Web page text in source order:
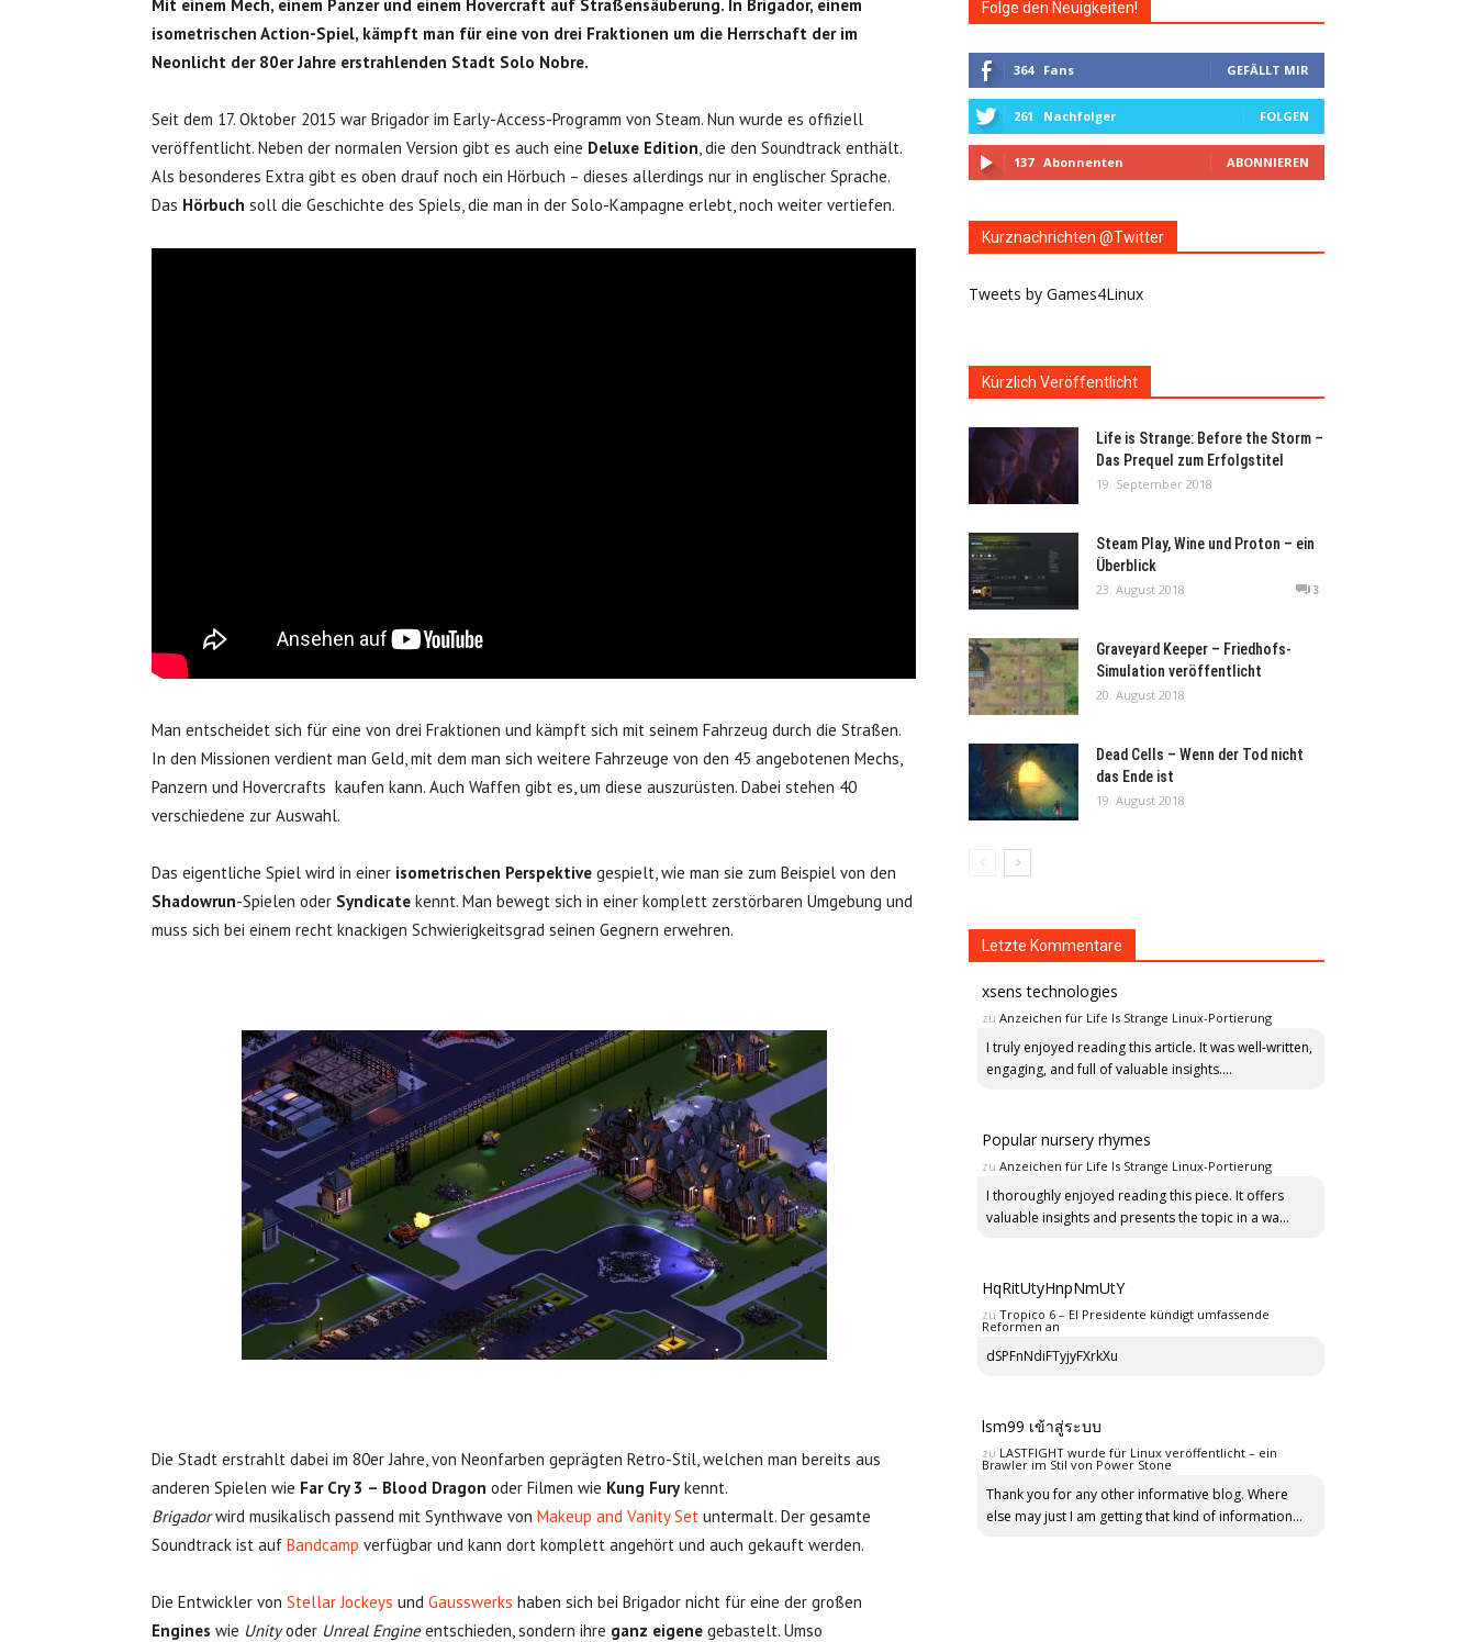
Mit einem Mech, einem Panzer und einem Hovercraft auf Straßensäuberung. In Brigador, einem
isometrischen Action-Spiel, kämpft man für eine von drei Fraktionen um die Herrschaft der im
Neonlicht der 80er Jahre erstrahlenden Stadt Solo Nobre.
Seit dem 17. Oktober 2015 war Brigador im Early-Access-Programm von Steam. Nun wurde es offiziell
veröffentlicht. Neben der normalen Version gibt es auch eine Deluxe Edition, die den Soundtrack enthält.
Als besonderes Extra gibt es oben drauf noch ein Hörbuch – dieses allerdings nur in englischer Sprache.
Das Hörbuch soll die Geschichte des Spiels, die man in der Solo-Kampagne erlebt, noch weiter vertiefen.
Man entscheidet sich für eine von drei Fraktionen und kämpft sich mit seinem Fahrzeug durch die Straßen.
In den Missionen verdient man Geld, mit dem man sich weitere Fahrzeuge von den 45 angebotenen Mechs,
Panzern und Hovercrafts kaufen kann. Auch Waffen gibt es, um diese auszurüsten. Dabei stehen 40
verschiedene zur Auswahl.
Das eigentliche Spiel wird in einer isometrischen Perspektive gespielt, wie man sie zum Beispiel von den
Shadowrun-Spielen oder Syndicate kennt. Man bewegt sich in einer komplett zerstörbaren Umgebung und
muss sich bei einem recht knackigen Schwierigkeitsgrad seinen Gegnern erwehren.
Die Stadt erstrahlt dabei im 80er Jahre, von Neonfarben geprägten Retro-Stil, welchen man bereits aus
anderen Spielen wie Far Cry 3 – Blood Dragon oder Filmen wie Kung Furykennt.
Brigadorwird musikalisch passend mit Synthwave von Makeup and Vanity Set untermalt. Der gesamte
Soundtrack ist auf Bandcamp verfügbar und kann dort komplett angehört und auch gekauft werden.
Die Entwickler von Stellar Jockeys und Gausswerks haben sich bei Brigador nicht für eine der großen
Engines wie Unityoder Unreal Engineentschieden, sondern ihre ganz eigene gebastelt. Umso
Folge den Neuigkeiten!
364 Fans GEFÄLLT MIR
261 Nachfolger FOLGEN
137 Abonnenten ABONNIEREN
Kurznachrichten @Twitter
Tweets by Games4Linux
Kürzlich Veröffentlicht
Life is Strange: Before the Storm –
Das Prequel zum Erfolgstitel
19. September 2018
Steam Play, Wine und Proton – ein
Überblick
23. August 2018 3
Graveyard Keeper – Friedhofs-
Simulation veröffentlicht
20. August 2018
Dead Cells – Wenn der Tod nicht
das Ende ist
19. August 2018
Letzte Kommentare
xsens technologies
zu Anzeichen für Life Is Strange Linux-Portierung
I truly enjoyed reading this article. It was well-written,
engaging, and full of valuable insights....
Popular nursery rhymes
zu Anzeichen für Life Is Strange Linux-Portierung
I thoroughly enjoyed reading this piece. It offers
valuable insights and presents the topic in a wa...
HqRitUtyHnpNmUtY
zu Tropico 6 – El Presidente kündigt umfassende
Reformen an
dSPFnNdiFTyjyFXrkXu
lsm99 เข้าสู่ระบบ
zu LASTFIGHT wurde für Linux veröffentlicht – ein
Brawler im Stil von Power Stone
Thank you for any other informative blog. Where
else may just I am getting that kind of information...